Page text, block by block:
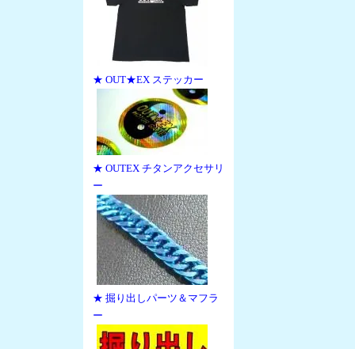
★ OUT★EX ステッカー
★ OUTEX チタンアクセサリ
ー
★ 掘り出しパーツ＆マフラ
ー